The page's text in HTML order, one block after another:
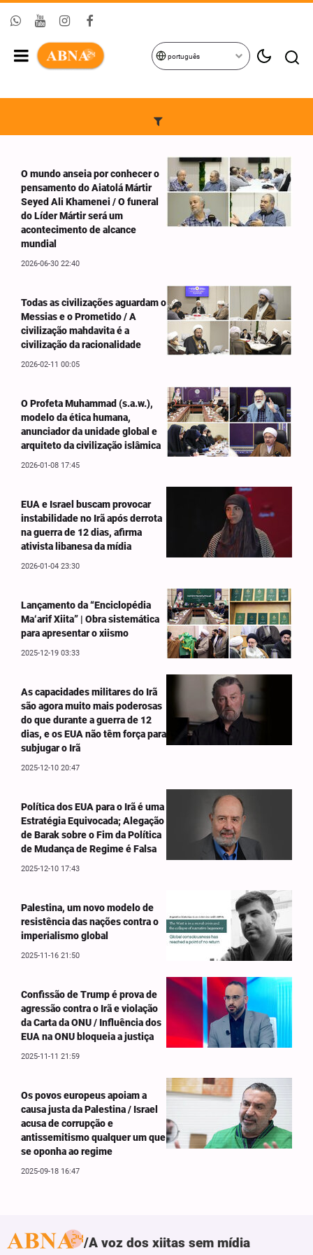
português
O mundo anseia por conhecer o
pensamento do Aiatolá Mártir
Seyed Ali Khamenei / O funeral
do Líder Mártir será um
acontecimento de alcance
mundial
2026-06-30 22:40
Todas as civilizações aguardam o
Messias e o Prometido / A
civilização mahdavita é a
civilização da racionalidade
2026-02-11 00:05
O Profeta Muhammad (s.a.w.),
modelo da ética humana,
anunciador da unidade global e
arquiteto da civilização islâmica
2026-01-08 17:45
EUA e Israel buscam provocar
instabilidade no Irã após derrota
na guerra de 12 dias, afirma
ativista libanesa da mídia
2026-01-04 23:30
Lançamento da “Enciclopédia
Ma‘arif Xiita” | Obra sistemática
para apresentar o xiismo
2025-12-19 03:33
As capacidades militares do Irã
são agora muito mais poderosas
do que durante a guerra de 12
dias, e os EUA não têm força para
subjugar o Irã
2025-12-10 20:47
Política dos EUA para o Irã é uma
Estratégia Equivocada; Alegação
de Barak sobre o Fim da Política
de Mudança de Regime é Falsa
2025-12-10 17:43
Palestina, um novo modelo de
resistência das nações contra o
imperialismo global
2025-11-16 21:50
Confissão de Trump é prova de
agressão contra o Irã e violação
da Carta da ONU / Influência dos
EUA na ONU bloqueia a justiça
2025-11-11 21:59
Os povos europeus apoiam a
causa justa da Palestina / Israel
acusa de corrupção e
antissemitismo qualquer um que
se oponha ao regime
2025-09-18 16:47
A voz dos xiitas sem mídia